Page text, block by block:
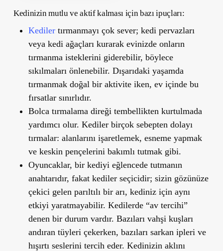
Kedinizin mutlu ve aktif kalması için bazı ipuçları:
Kedilertırmanmayı çok sever; kedi pervazları
veya kedi ağaçları kurarak evinizde onların
tırmanma isteklerini giderebilir, böylece
sıkılmaları önlenebilir. Dışarıdaki yaşamda
tırmanmak doğal bir aktivite iken, ev içinde bu
fırsatlar sınırlıdır.
Bolca tırmalama direği tembellikten kurtulmada
yardımcı olur. Kediler birçok sebepten dolayı
tırmalar: alanlarını işaretlemek, esneme yapmak
ve keskin pençelerini bakımlı tutmak gibi.
Oyuncaklar, bir kediyi eğlencede tutmanın
anahtarıdır, fakat kediler seçicidir; sizin gözünüze
çekici gelen parıltılı bir arı, kediniz için aynı
etkiyi yaratmayabilir. Kedilerde “av tercihi”
denen bir durum vardır. Bazıları vahşi kuşları
andıran tüyleri çekerken, bazıları sarkan ipleri ve
hışırtı seslerini tercih eder. Kedinizin aklını